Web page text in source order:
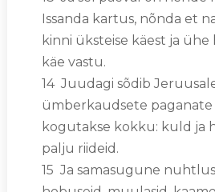
Issanda kartus, nõnda et
kinni üksteise käest ja ühe
käe vastu.
14 Juudagi sõdib
ümberkaudsete paganate
kogutakse kokku: kuld ja
palju riideid.
15 Ja samasugune